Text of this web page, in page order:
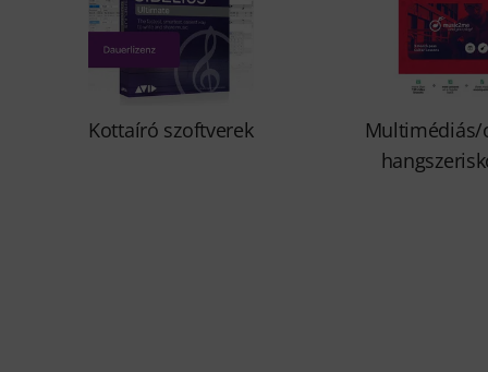
Kottaíró szoftverek